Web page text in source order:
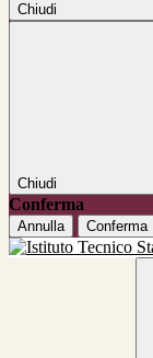
Chiudi
Chiudi
Conferma
Annulla Conferma